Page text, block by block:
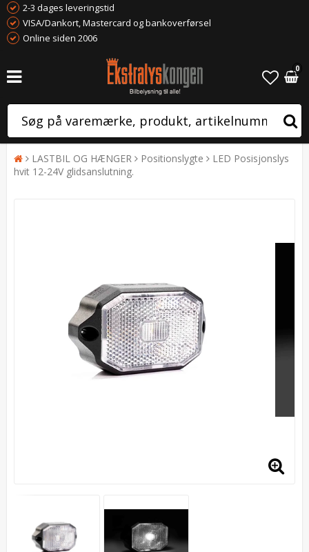
2-3 dages leveringstid
VISA/Dankort, Mastercard og bankoverførsel
Online siden 2006
0
LASTBIL OG HÆNGER Positionslygte
LED Posisjonslys
hvit 12-24V glidsanslutning.